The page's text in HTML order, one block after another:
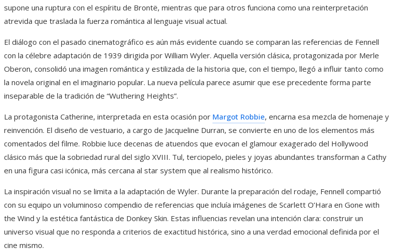
supone una ruptura con el espíritu de Brontë, mientras que para otros funciona como una reinterpretación
atrevida que traslada la fuerza romántica al lenguaje visual actual.
El diálogo con el pasado cinematográfico es aún más evidente cuando se comparan las referencias de Fennell
con la célebre adaptación de 1939 dirigida por William Wyler. Aquella versión clásica, protagonizada por Merle
Oberon, consolidó una imagen romántica y estilizada de la historia que, con el tiempo, llegó a influir tanto como
la novela original en el imaginario popular. La nueva película parece asumir que ese precedente forma parte
inseparable de la tradición de “Wuthering Heights”.
La protagonista Catherine, interpretada en esta ocasión por Margot Robbie, encarna esa mezcla de homenaje y
reinvención. El diseño de vestuario, a cargo de Jacqueline Durran, se convierte en uno de los elementos más
comentados del filme. Robbie luce decenas de atuendos que evocan el glamour exagerado del Hollywood
clásico más que la sobriedad rural del siglo XVIII. Tul, terciopelo, pieles y joyas abundantes transforman a Cathy
en una figura casi icónica, más cercana al star system que al realismo histórico.
La inspiración visual no se limita a la adaptación de Wyler. Durante la preparación del rodaje, Fennell compartió
con su equipo un voluminoso compendio de referencias que incluía imágenes de Scarlett O’Hara en Gone with
the Wind y la estética fantástica de Donkey Skin. Estas influencias revelan una intención clara: construir un
universo visual que no responda a criterios de exactitud histórica, sino a una verdad emocional definida por el
cine mismo.